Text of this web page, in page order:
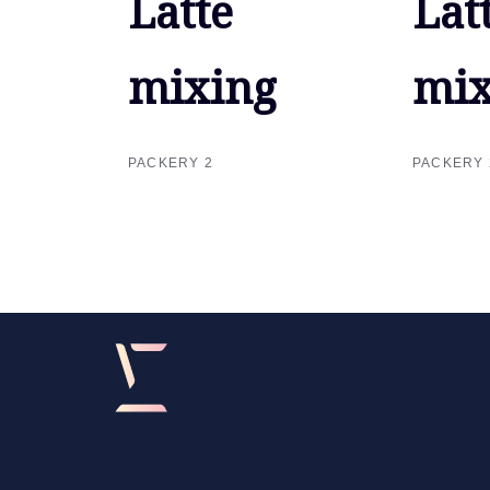
mixing
mixing
PACKERY 2 PACKERY